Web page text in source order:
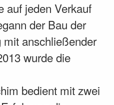
auf jeden Verkauf
der Bau der
anschließender
wurde die
bedient mit zwei